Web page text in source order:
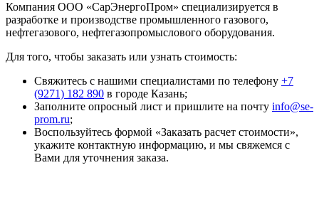
Компания ООО «СарЭнергоПром» специализируется в
разработке и производстве промышленного газового,
нефтегазового, нефтегазопромыслового оборудования.
Для того, чтобы заказать или узнать стоимость:
Свяжитесь с нашими специалистами по телефону +7
(9271) 182 890 в городе Казань;
Заполните опросный лист и пришлите на почту info@se-
prom.ru;
Воспользуйтесь формой «Заказать расчет стоимости»,
укажите контактную информацию, и мы свяжемся с
Вами для уточнения заказа.